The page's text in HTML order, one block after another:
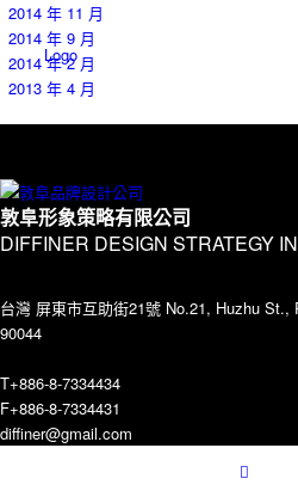
Logo
Menu
2014 年 11 月
2014 年 9 月
2014 年 2 月
2013 年 4 月
敦阜形象策略有限公司
DIFFINER DESIGN STRATEGY
台灣 屏東市互助街21號 No.21, Huzhu St.,
90044
T+886-8-7334434
F+886-8-7334431
diffiner@gmail.com